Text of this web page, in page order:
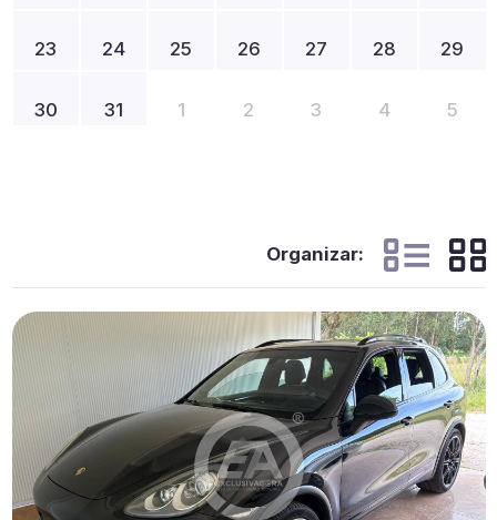
23 24 25 26 27 28 29
30 31 1 2 3 4 5
Organizar: